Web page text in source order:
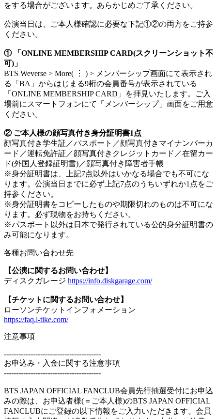
をする場合がございます。あらかじめご了承ください。
公演当日は、ご本人様確認に必要な下記①②の両方をご持参
ください。
① 「ONLINE MEMBERSHIP CARD(スクリーンショット不
可)」
BTS Weverse > More( ⋮ ) > メンバーシップ画面にて表示され
る「BA」からはじまる9桁の会員番号が表示されている
「ONLINE MEMBERSHIP CARD」を拝見いたします。ご入
場前にスマートフォンにて「メンバーシップ」画面をご用意
ください。
② ご本人様の顔写真付き身分証明書1点
顔写真付き学生証／パスポート／顔写真付きマイナンバーカ
ード／運転免許証／顔写真付きクレジットカード／在留カー
ド(外国人登録証明書)／顔写真付き障害者手帳
※身分証明書は、上記7点以外はいかなる場合でも不可にな
ります。公演当日までに必ず上記7点のうちいずれか1点をご
持参ください。
※身分証明書をコピーしたものや期限切れのものは不可にな
ります。必ず現物をお持ちください。
※パスポート以外は日本で発行されている公的身分証明書の
み可能になります。
各種お問い合わせ先
【公演に関するお問い合わせ】
ディスクガレージ https://info.diskgarage.com/
【チケットに関するお問い合わせ】
ローソンチケットインフォメーション
https://faq.l-tike.com/
注意事項
----------------------------------------
お申込み・入金に関する注意事項
----------------------------------------
BTS JAPAN OFFICIAL FANCLUB会員先行抽選受付にお申込
みの際は、お申込者様(＝ご本人様)のBTS JAPAN OFFICIAL
FANCLUBにご登録の以下情報をご入力いただきます。会員